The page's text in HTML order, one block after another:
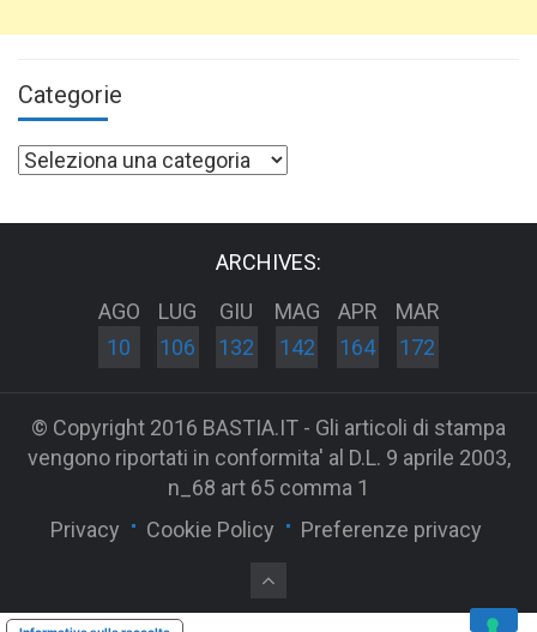
Categorie
Categorie
ARCHIVES:
AGO
10
LUG
106
GIU
132
MAG
142
APR
164
MAR
172
© Copyright 2016 BASTIA.IT - Gli articoli di stampa
vengono riportati in conformita' al D.L. 9 aprile 2003,
n_68 art 65 comma 1
Privacy
Cookie Policy Preferenze privacy